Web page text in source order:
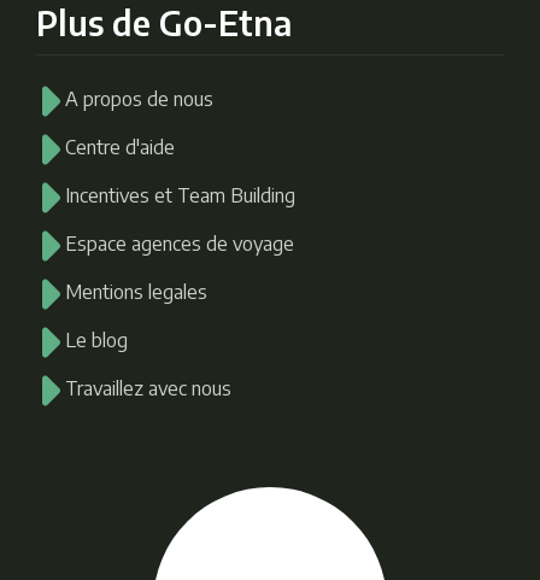
Plus de Go-Etna
A propos de nous
Centre d'aide
Incentives et Team Building
Espace agences de voyage
Mentions legales
Le blog
Travaillez avec nous